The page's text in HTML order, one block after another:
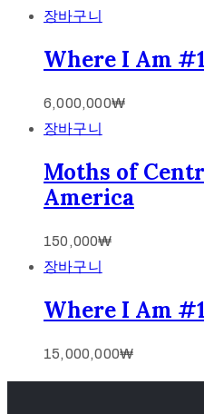
장바구니
Where I Am
6,000,000₩
장바구니
Moths of
America
150,000₩
장바구니
Where I Am
15,000,000₩